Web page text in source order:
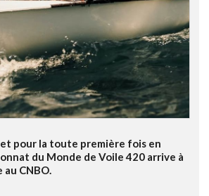
pour la toute première fois en
du Monde de Voile 420 arrive à
au CNBO.